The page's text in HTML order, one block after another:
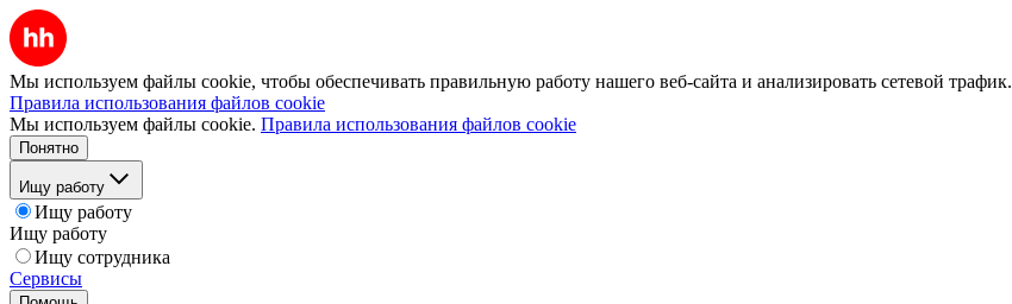
Мы используем файлы cookie, чтобы обеспечивать правильную работу нашего веб-сайта и анализировать сетевой трафик.
Правила использования файлов cookie
Мы используем файлы cookie. Правила использования файлов cookie
Понятно
Ищу работу
Ищу работу
Ищу работу
Ищу сотрудника
Сервисы